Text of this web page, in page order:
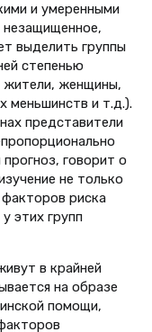
и умеренными
выделить группы
степенью
жители, женщины,
меньшинств и т.д.).
представители
говорит о
не только
риска
этих групп
в крайней
на образе
помощи,